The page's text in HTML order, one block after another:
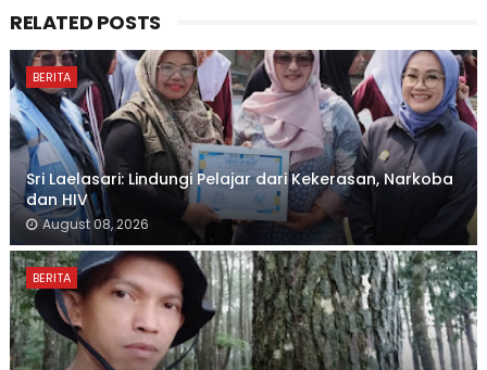
RELATED POSTS
BERITA
Sri Laelasari: Lindungi Pelajar dari Kekerasan, Narkoba
dan HIV
August 08, 2026
BERITA